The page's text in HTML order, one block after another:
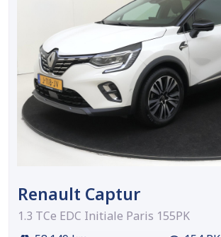
Renault Captur
1.3 TCe EDC Initiale Paris 155PK